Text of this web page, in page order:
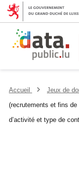
Accueil Jeux de
(recrutements et fins de
d’activité et type de